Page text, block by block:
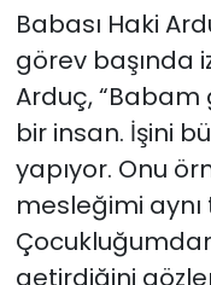
Babası Haki
görev başında
Arduç,
bir insan. İşini
yapıyor. Onu
mesleğimi
getirdiğini